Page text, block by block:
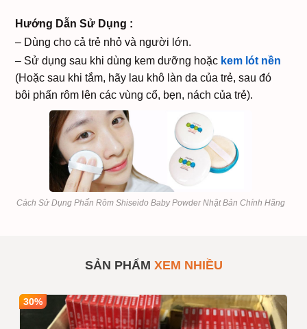
Hướng Dẫn Sử Dụng :
– Dùng cho cả trẻ nhỏ và người lớn.
– Sử dụng sau khi dùng kem dưỡng hoặc kem lót nền
(Hoặc sau khi tắm, hãy lau khô làn da của trẻ, sau đó
bôi phấn rôm lên các vùng cổ, bẹn, nách của trẻ).
Cách Sử Dụng Phấn Rôm Shiseido Baby Powder Nhật Bản Chính Hãng
Hãng
Giá bán 135,000 INBOX
SẢN PHẨM XEM NHIỀU
30%